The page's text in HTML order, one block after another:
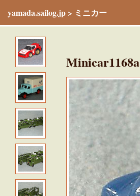
yamada.sailog.jp > ミニカー
Minicar1168a